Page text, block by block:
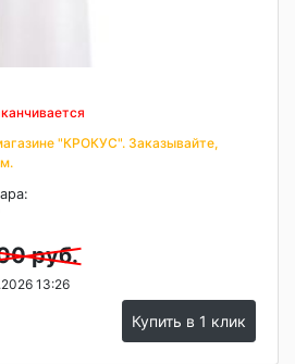
"КРОКУС". Заказывайте,
руб.
13:26
Купить в 1 клик